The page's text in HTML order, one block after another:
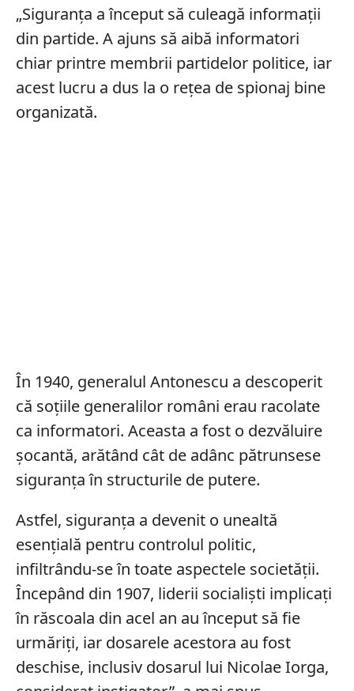
„Siguranța a început să culeagă informații
din partide. A ajuns să aibă informatori
chiar printre membrii partidelor politice, iar
acest lucru a dus la o rețea de spionaj bine
organizată.
În 1940, generalul Antonescu a descoperit
că soțiile generalilor români erau racolate
ca informatori. Aceasta a fost o dezvăluire
șocantă, arătând cât de adânc pătrunsese
siguranța în structurile de putere.
Astfel, siguranța a devenit o unealtă
esențială pentru controlul politic,
infiltrându-se în toate aspectele societății.
Începând din 1907, liderii socialiști implicați
în răscoala din acel an au început să fie
urmăriți, iar dosarele acestora au fost
deschise, inclusiv dosarul lui Nicolae Iorga,